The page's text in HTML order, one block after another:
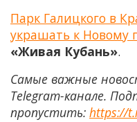
Парк Галицкого в
украшать к Новому
«Живая Кубань».
Самые важные
Telegram-канале.
пропустить: https://